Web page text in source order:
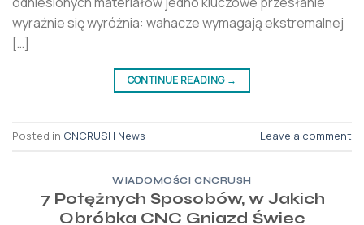
wyraźnie się wyróżnia: wahacze wymagają ekstremalnej
[…]
CONTINUE READING →
Posted in CNCRUSH News Leave a comment
WIADOMOŚCI CNCRUSH
7 Potężnych Sposobów, w Jakich
Obróbka CNC Gniazd Świec